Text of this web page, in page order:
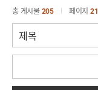
총 게시물205 페이지 21